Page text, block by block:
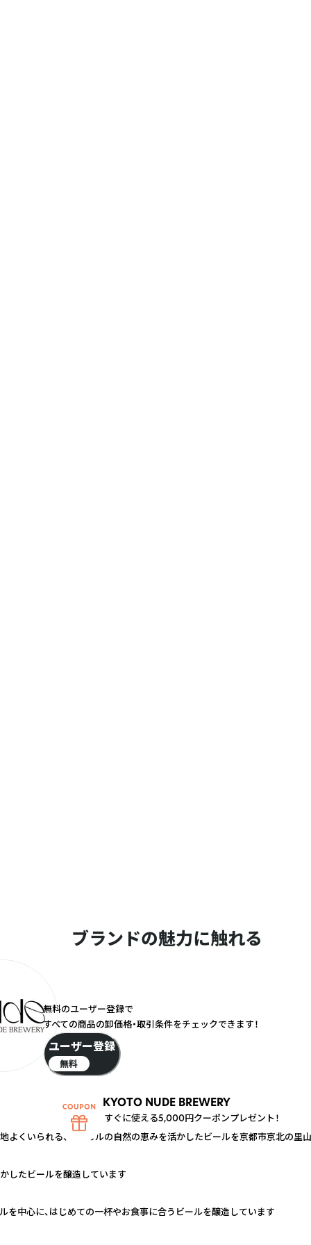
ブランドの魅力に触れる
KYOTO NUDE BREWERY
よくいられる、ローカルの自然の恵みを活かしたビールを京都市京北の里
したビールを醸造しています
を中心に、はじめての一杯やお食事に合うビールを醸造しています
無料のユーザー登録で
すべての商品の卸価格・取引条件をチェックできます！
ユーザー登録
無料
すぐに使える5,000円クーポンプレゼント！